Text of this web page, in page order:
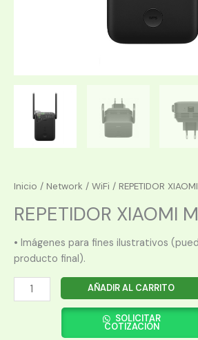
Inicio / Network / WiFi / REPETIDOR
REPETIDOR XIAOMI
• Imágenes para fines ilustrativos
producto final).
REPETIDOR
XIAOMI
AÑADIR AL CARRITO
SOLICITAR
COTIZACIÓN